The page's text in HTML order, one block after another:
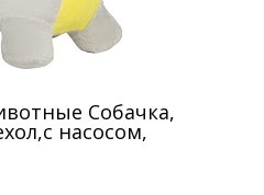
Собачка,
насосом,